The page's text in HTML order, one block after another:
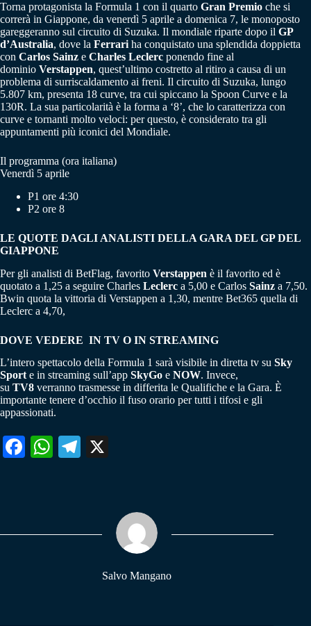
Torna protagonista la Formula 1 con il quarto Gran Premio che si
correrà in Giappone, da venerdì 5 aprile a domenica 7, le monoposto
gareggeranno sul circuito di Suzuka. Il mondiale riparte dopo il GP
d’Australia, dove la Ferrari ha conquistato una splendida doppietta
con Carlos Sainz e Charles Leclerc ponendo fine al
dominio Verstappen, quest’ultimo costretto al ritiro a causa di un
problema di surriscaldamento ai freni. Il circuito di Suzuka, lungo
5.807 km, presenta 18 curve, tra cui spiccano la Spoon Curve e la
130R. La sua particolarità è la forma a ‘8’, che lo caratterizza con
curve e tornanti molto veloci: per questo, è considerato tra gli
appuntamenti più iconici del Mondiale.
Il programma (ora italiana)
Venerdì 5 aprile
P1 ore 4:30
P2 ore 8
LE QUOTE DAGLI ANALISTI DELLA GARA DEL GP DEL
GIAPPONE
Per gli analisti di BetFlag, favorito Verstappen è il favorito ed è
quotato a 1,25 a seguire Charles Leclerc a 5,00 e Carlos Sainz a 7,50.
Bwin quota la vittoria di Verstappen a 1,30, mentre Bet365 quella di
Leclerc a 4,70,
DOVE VEDERE IN TV O IN STREAMING
L’intero spettacolo della Formula 1 sarà visibile in diretta tv su Sky
Sporte in streaming sull’app SkyGo e NOW. Invece,
su TV8 verranno trasmesse in differita le Qualifiche e la Gara. È
importante tenere d’occhio il fuso orario per tutti i tifosi e gli
appassionati.
Fa W
pp
Te
m
Salvo Mangano